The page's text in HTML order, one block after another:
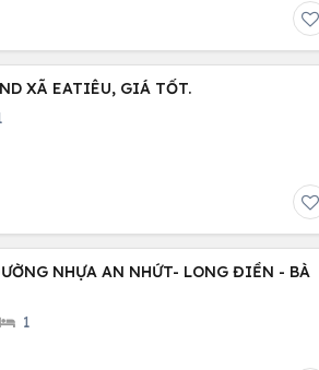
XÃ EATIÊU, GIÁ TỐT.
NHỰA AN NHỨT- LONG ĐIỀN - BÀ
1